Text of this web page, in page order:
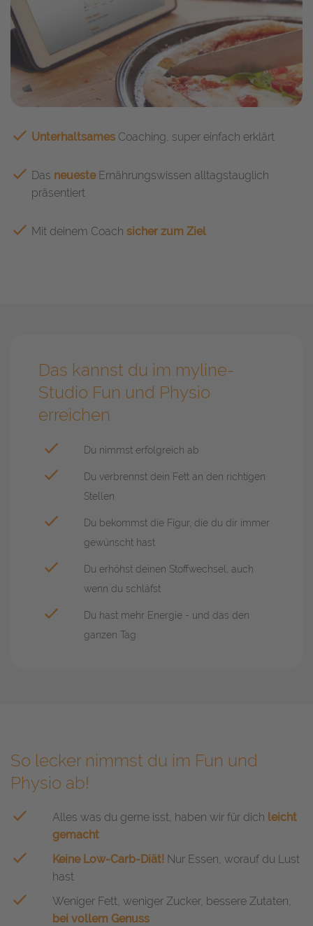
Unterhaltsames Coaching, super einfach erklärt
Das neuesteErnährungswissen alltagstauglich
präsentiert
Mit deinem Coach sicher zum Ziel
Das kannst du im myline-
Studio Fun und Physio
erreichen
Du nimmst erfolgreich ab
Du verbrennst dein Fett an den richtigen
Stellen
Du bekommst die Figur, die du dir immer
gewünscht hast
Du erhöhst deinen Stoffwechsel, auch
wenn du schläfst
Du hast mehr Energie - und das den
ganzen Tag
So lecker nimmst du im Fun und
Physio ab!
Alles was du gerne isst, haben wir für dich leicht
gemacht
Keine Low-Carb-Diät! Nur Essen, worauf du Lust
hast
Weniger Fett, weniger Zucker, bessere Zutaten,
bei vollem Genuss